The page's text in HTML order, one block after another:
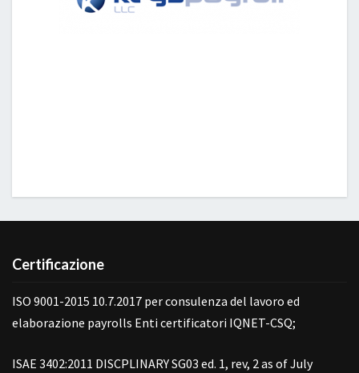
Certificazione
ISO 9001-2015 10.7.2017 per consulenza del lavoro ed
elaborazione payrolls Enti certificatori IQNET-CSQ;
ISAE 3402:2011 DISCPLINARY SG03 ed. 1, rev, 2 as of July